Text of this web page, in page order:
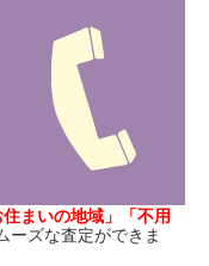
まいの地域」「不用
ーズな査定ができま